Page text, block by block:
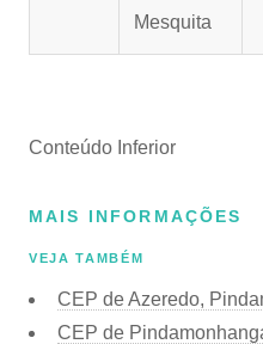
Mesquita
Conteúdo Inferior
MAIS INFORMAÇÕES
VEJA TAMBÉM
CEP de Azeredo,
CEP de